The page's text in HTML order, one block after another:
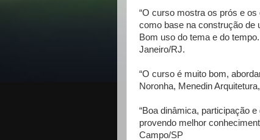
“O curso mostra os prós e
como base na construção de
Bom uso do tema e do
Janeiro/RJ.
“O curso é muito bom,
Noronha, Menedin
“Boa dinâmica, participação
provendo melhor
Campo/SP